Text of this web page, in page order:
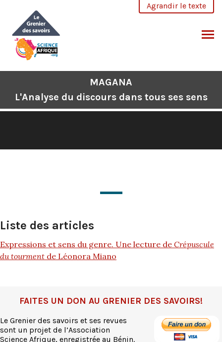
contenu
Agrandir le texte
MAGANA
L'Analyse du discours dans tous ses sens
Liste des articles
Expressions et sens du genre. Une lecture de Crépuscule
du tourment de Léonora Miano
FAITES UN DON AU GRENIER DES SAVOIRS!
Le Grenier des savoirs et ses revues
sont un projet de l’Association
Science Afrique, enregistrée au Bénin.